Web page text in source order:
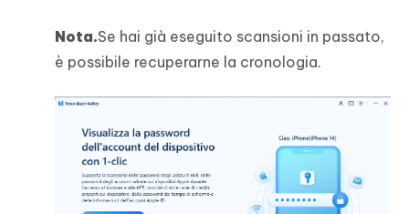
Nota.Se hai già eseguito scansioni in passato,
è possibile recuperarne la cronologia.